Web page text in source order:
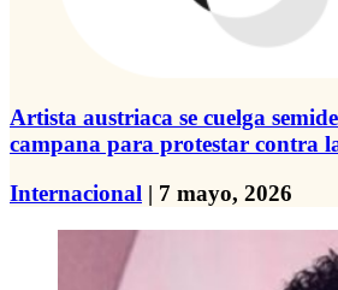
Artista austriaca se cuelga
campana para protestar contra
Internacional | 7 mayo, 2026